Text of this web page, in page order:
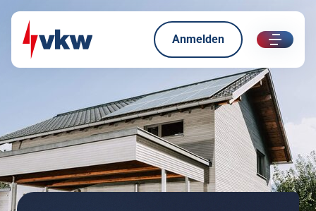
Direkt zum Inhalt
Direkt zur Navigation
Anmelden